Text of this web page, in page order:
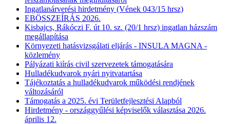
Ingatlanárverési hirdetmény (Vének 043/15 hrsz)
EBÖSSZEÍRÁS 2026.
Kisbajcs, Rákóczi F. út 10. sz. (20/1 hrsz) ingatlan házszám
megállapítása
Környezeti hatásvizsgálati eljárás - INSULA MAGNA -
közlemény
Pályázati kiírás civil szervezetek támogatására
Hulladékudvarok nyári nyitvatartása
Tájékoztatás a hulladékudvarok működési rendjének
változásáról
Támogatás a 2025. évi Területfejlesztési Alapból
Hirdetmény - országgyűlési képviselők választása 2026.
április 12.